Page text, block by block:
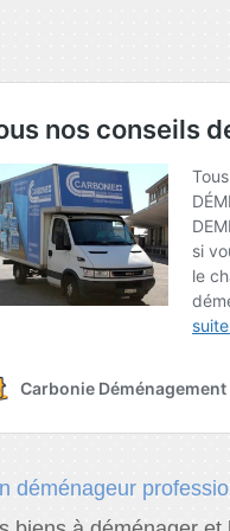
déménageur